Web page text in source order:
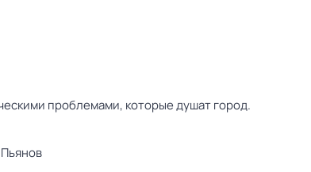
проблемами, которые душат город.